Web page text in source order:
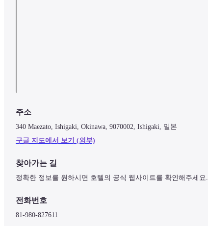
주소
340 Maezato, Ishigaki, Okinawa, 9070002, Ishigaki, 일본
구글 지도에서 보기 (외부)
찾아가는 길
정확한 정보를 원하시면 호텔의 공식 웹사이트를 확인해주세요.
전화번호
81-980-827611